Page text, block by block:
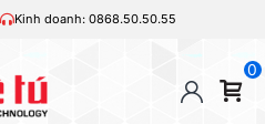
Kinh doanh: 0868.50.50.55
0